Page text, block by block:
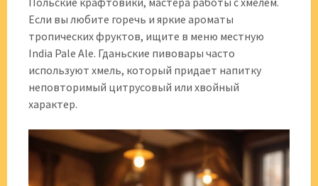
Если вы любите горечь и яркие ароматы
тропических фруктов, ищите в меню местную
India Pale Ale. Гданьские пивовары часто
используют хмель, который придает напитку
неповторимый цитрусовый или хвойный
характер.